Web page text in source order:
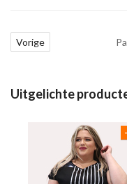
Vorige
Uitgelichte